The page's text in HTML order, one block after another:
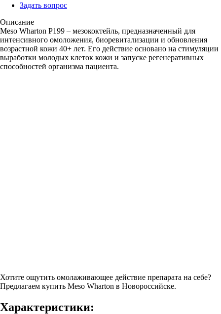
Задать вопрос
Описание
Meso Wharton P199 – мезококтейль, предназначенный для
интенсивного омоложения, биоревитализации и обновления
возрастной кожи 40+ лет. Его действие основано на стимуляции
выработки молодых клеток кожи и запуске регенеративных
способностей организма пациента.
Хотите ощутить омолаживающее действие препарата на себе?
Предлагаем купить Meso Wharton в Новороссийске.
Характеристики: